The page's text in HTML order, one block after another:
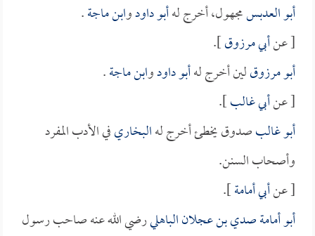
أبو العدبسمجهول، أخرج لهأبو داودوابن ماجة.
[ عنأبي مرزوق].
أبو مرزوقلين أخرج لهأبو داودوابن ماجة.
[ عنأبي غالب].
أبو غالبصدوق يخطئ أخرج لهالبخاريفي الأدب المفرد
وأصحاب السنن.
[ عنأبي أمامة].
أبو أمامة صدي بن عجلان الباهليرضي الله عنه صاحب رسول